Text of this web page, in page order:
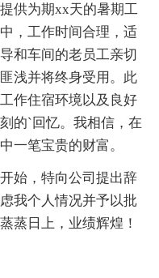
为期xx天的暑期工
，工作时间合理，适
和车间的老员工亲切
浅并将终身受用。此
作住宿环境以及良好
的`回忆。我相信，在
一笔宝贵的财富。
始，特向公司提出辞
我个人情况并予以批
蒸日上，业绩辉煌！